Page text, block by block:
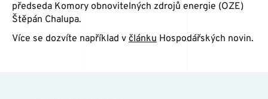
předseda Komory obnovitelných zdrojů energie (OZE)
Štěpán Chalupa.
Více se dozvíte například v článku Hospodářských novin.